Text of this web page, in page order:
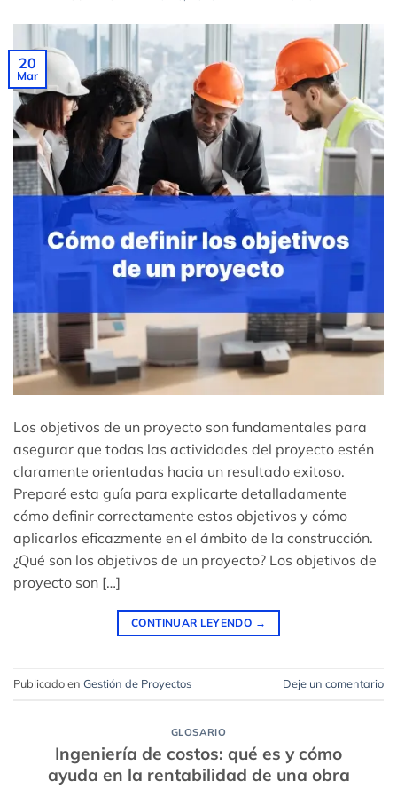
20
Mar
Los objetivos de un proyecto son fundamentales para
asegurar que todas las actividades del proyecto estén
claramente orientadas hacia un resultado exitoso.
Preparé esta guía para explicarte detalladamente
cómo definir correctamente estos objetivos y cómo
aplicarlos eficazmente en el ámbito de la construcción.
¿Qué son los objetivos de un proyecto? Los objetivos de
proyecto son […]
CONTINUAR LEYENDO →
Publicado en Gestión de Proyectos Deje un comentario
GLOSARIO
Ingeniería de costos: qué es y cómo
ayuda en la rentabilidad de una obra